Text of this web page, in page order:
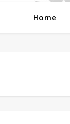
Home